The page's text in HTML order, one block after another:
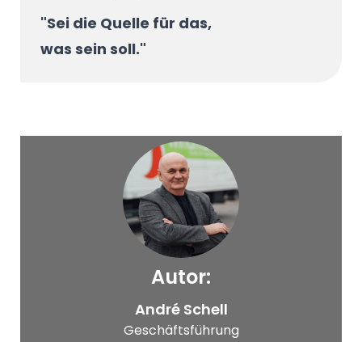
"Sei die Quelle für das,
was sein soll."
© Windmann
Autor:
André Schell
Geschäftsführung